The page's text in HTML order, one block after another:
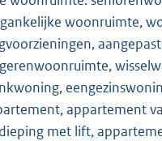
woonruimte,
appartement
met lift,